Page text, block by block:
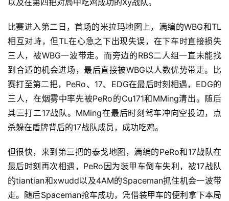
比赛进入第二日，首场的米拉玛地图上，满编的WBG和TL
相互对峙，但TL在心急之下出现失误，在下车时直接损失
三人，被WBG一波带走。而旁边的RBS二人组一直未能找
到合适的机会进场，最后直接被WBG以人数优势带走。比
赛打至第二把，PeRo、17、EDG在最后时刻相遇，EDG的
三人，在烟雾中率先被PeRo的Cu171和MMing清出。随后
其三打二17战队。MMing在最后时刻驾车冲向空投边，点
杀躲在盾牌背后的17战队成员，成功吃鸡。
但很快，来到第三把的泰戈地图，满编的PeRo和17战队在
最后时刻再次相遇，PeRo因为装甲车倒车失利，被17战队
的tiantian和xwudd以及4AM的Spaceman抓住机会一波带
走。随后Spaceman抢车成功，凭借装甲车的便利拿下本局